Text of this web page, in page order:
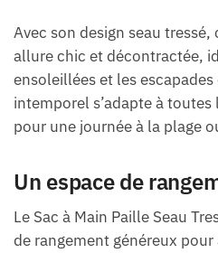
Avec son design seau
allure chic et décontractée,
ensoleillées et les
intemporel s’adapte à
pour une journée à la plage
Un espace de
Le Sac à Main Paille Seau
de rangement généreux